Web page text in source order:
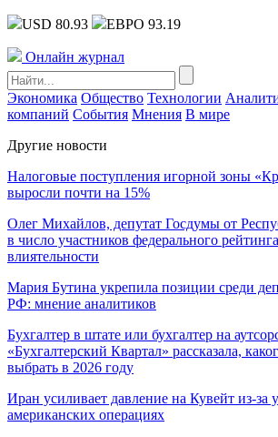
USD 80.93 ЕВРО 93.19
Онлайн журнал
Экономика Общество Технологии
компаний События Мнения В мире
Другие новости
Налоговые поступления игорной зоны
выросли почти на 15%
Олег Михайлов, депутат Госдумы от
в число участников федерального
влиятельности
Мария Бутина укрепила позиции среди
РФ: мнение аналитиков
Бухгалтер в штате или бухгалтер на
«Бухгалтерский Квартал» рассказала,
выбрать в 2026 году
Иран усиливает давление на Кувейт из-за
американских операциях